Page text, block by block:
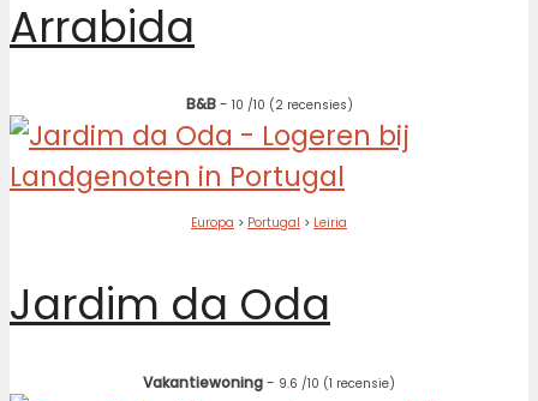
Arrabida
B&B- 10 /10 (2 recensies)
Europa > Portugal > Leiria
Jardim da Oda
Vakantiewoning- 9.6 /10 (1 recensie)